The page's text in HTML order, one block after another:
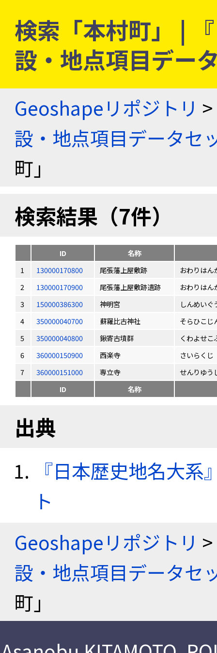
検索「本村町」 |
設・地点項目デー
Geoshapeリポジトリ >
設・地点項目データセ
町」
検索結果（7件）
ID 名称
1
130000170800 尾張藩上屋敷跡
おわりはん
2
130000170900 尾張藩上屋敷跡遺跡
おわりはん
3
150000386300 神明宮
しんめいぐ
4
350000040700 蘇羅比古神社
そらひこじ
5
350000040800 鍬寄古墳群
くわよせこ
6
360000150900 西楽寺
さいらくじ
7
360000151000 専立寺
せんりゆう
ID
名称
出典
『日本歴史地名大
ト
Geoshapeリポジトリ >
設・地点項目データセ
町」